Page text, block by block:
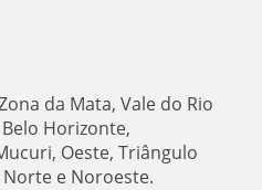
da Mata, Vale do Rio
Horizonte,
Oeste, Triângulo
e Noroeste.